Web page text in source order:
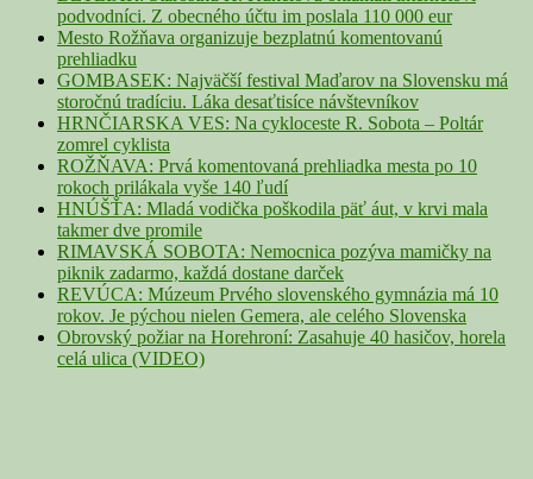
podvodníci. Z obecného účtu im poslala 110 000 eur
Mesto Rožňava organizuje bezplatnú komentovanú
prehliadku
GOMBASEK: Najväčší festival Maďarov na Slovensku má
storočnú tradíciu. Láka desaťtisíce návštevníkov
HRNČIARSKA VES: Na cykloceste R. Sobota – Poltár
zomrel cyklista
ROŽŇAVA: Prvá komentovaná prehliadka mesta po 10
rokoch prilákala vyše 140 ľudí
HNÚŠŤA: Mladá vodička poškodila päť áut, v krvi mala
takmer dve promile
RIMAVSKÁ SOBOTA: Nemocnica pozýva mamičky na
piknik zadarmo, každá dostane darček
REVÚCA: Múzeum Prvého slovenského gymnázia má 10
rokov. Je pýchou nielen Gemera, ale celého Slovenska
Obrovský požiar na Horehroní: Zasahuje 40 hasičov, horela
celá ulica (VIDEO)